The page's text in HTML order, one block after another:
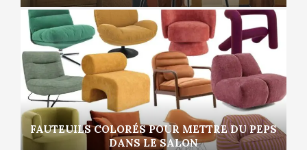
FAUTEUILS COLORÉS POUR METTRE DU PEPS
DANS LE SALON